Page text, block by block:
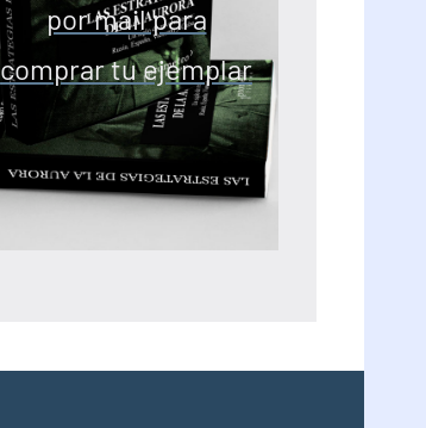
por mail para
comprar tu ejemplar